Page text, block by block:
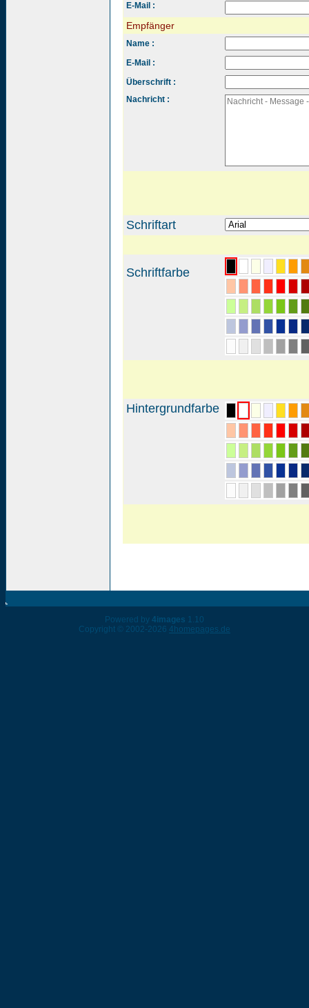
E-Mail :
Empfänger
Name :
E-Mail :
Überschrift :
Nachricht :
Schriftart
Schriftfarbe
Hintergrundfarbe
Powered by 4images 1.10
Copyright © 2002-2026 4homepages.de